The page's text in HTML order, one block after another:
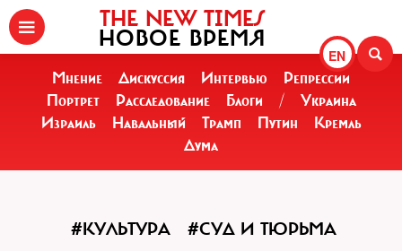
EN
THE NEW TIMES
НОВОЕ ВРЕМЯ
Мнение Дискуссия Интервью
Репрессии
Портрет
Расследование Блоги /
Украина
Израиль
Навальный Трамп Путин
Кремль
Дума
#КУЛЬТУРА #СУД И ТЮРЬМА